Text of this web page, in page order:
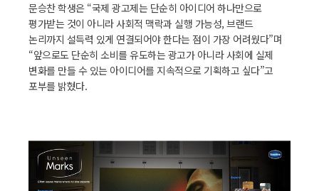
문승찬 학생은 “국제 광고제는 단순히 아이디어 하나만으로
평가받는 것이 아니라 사회적 맥락과 실행 가능성, 브랜드
논리까지 설득력 있게 연결되어야 한다는 점이 가장 어려웠다”며
“앞으로도 단순히 소비를 유도하는 광고가 아니라 사회에 실제
변화를 만들 수 있는 아이디어를 지속적으로 기획하고 싶다”고
포부를 밝혔다.